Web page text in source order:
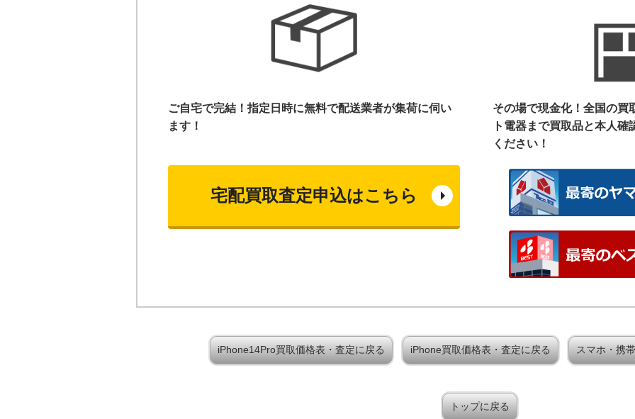
ご自宅で完結！指定日時に無料で配送業者が集荷に伺い
ます！
宅配買取査定申込はこちら
その場で現金化！全国の買
ト電器まで買取品と本人確
ください！
iPhone14Pro買取価格表・査定に戻る iPhone買取価格表・査定に戻る スマホ・携
トップに戻る